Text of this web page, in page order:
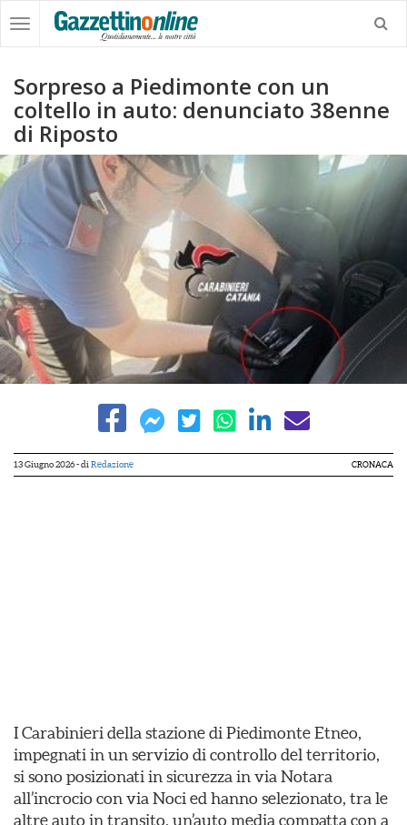
Sorpreso a Piedimonte con un
coltello in auto: denunciato 38enne
di Riposto
13 Giugno 2026- di Redazione CRONACA
I Carabinieri della stazione di Piedimonte Etneo,
impegnati in un servizio di controllo del territorio,
si sono posizionati in sicurezza in via Notara
all’incrocio con via Noci ed hanno selezionato, tra le
altre auto in transito, un’auto media compatta con a